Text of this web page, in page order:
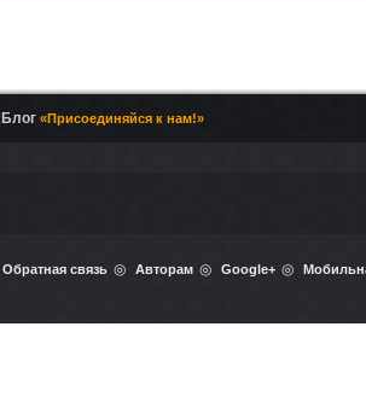
«Присоединяйся к нам!»
Обратная связь Авторам Google+